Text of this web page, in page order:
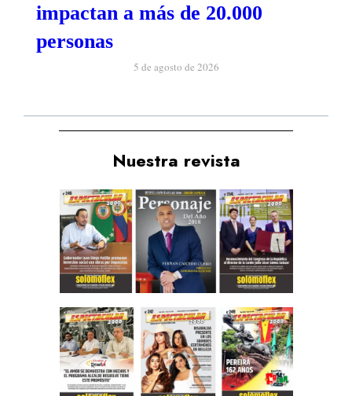
impactan a más de 20.000
personas
5 de agosto de 2026
Nuestra revista